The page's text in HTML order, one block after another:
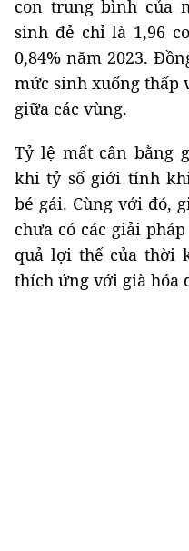
con trung bình của
sinh đẻ chỉ là 1,96
0,84% năm 2023.
mức sinh xuống thấp
giữa các vùng.
Tỷ lệ mất cân bằng
khi tỷ số giới tính
bé gái. Cùng với đó,
chưa có các giải
quả lợi thế của thời
thích ứng với già hóa